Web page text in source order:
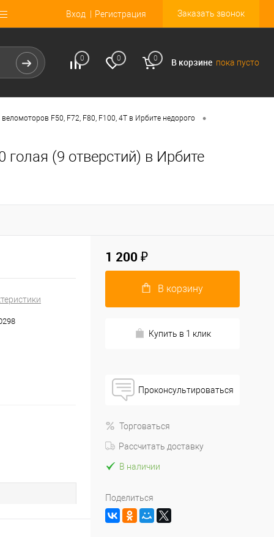
Вход Регистрация Заказать звонок
0 0 0 В корзине пока пусто
веломоторов F50, F72, F80, F100, 4Т в Ирбите недорого •
голая (9 отверстий) в Ирбите
1 200 ₽
В корзину
Купить в 1 клик
Проконсультироваться
Торговаться
Рассчитать доставку
В наличии
Поделиться